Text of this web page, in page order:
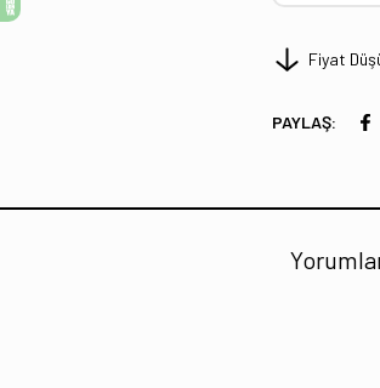
Fiyat
PAYLAŞ: